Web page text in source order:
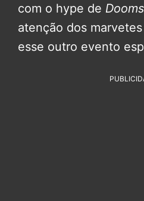
com o hype de
atenção dos
esse outro evento